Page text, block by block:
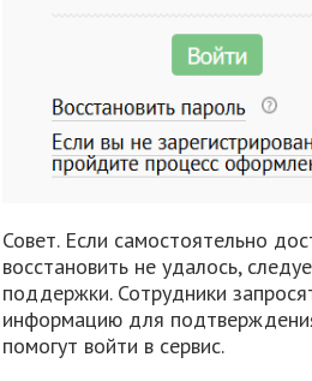
Совет. Если самостоятельно
восстановить не удалось,
поддержки. Сотрудники
информацию для
помогут войти в сервис.